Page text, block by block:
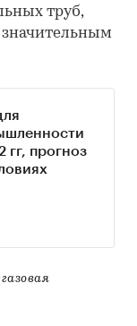
труб,
гг, прогноз